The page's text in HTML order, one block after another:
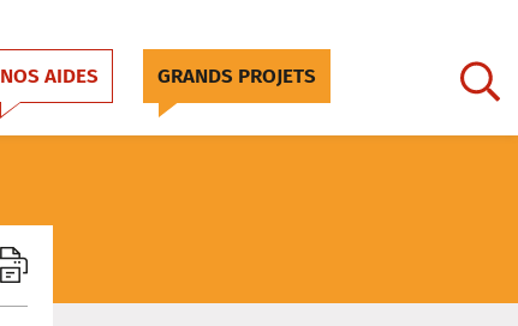
NOS AIDES GRANDS PROJETS